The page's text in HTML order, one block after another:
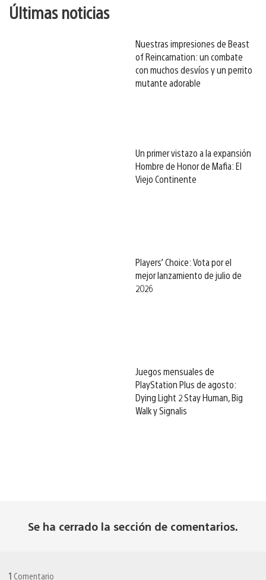
Últimas noticias
Nuestras impresiones de Beast
of Reincarnation: un combate
con muchos desvíos y un perrito
mutante adorable
Un primer vistazo a la expansión
Hombre de Honor de Mafia: El
Viejo Continente
Players’ Choice: Vota por el
mejor lanzamiento de julio de
2026
Juegos mensuales de
PlayStation Plus de agosto:
Dying Light 2 Stay Human, Big
Walk y Signalis
Se ha cerrado la sección de comentarios.
1 Comentario